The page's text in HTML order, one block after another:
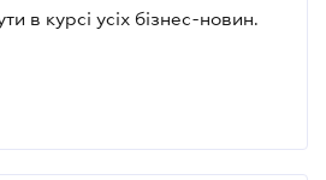
в курсі усіх бізнес-новин.